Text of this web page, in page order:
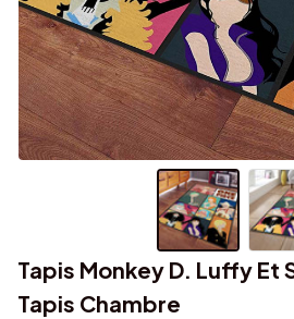
Tapis Monkey D. Luffy Et
Tapis Chambre